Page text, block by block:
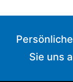
Sie uns